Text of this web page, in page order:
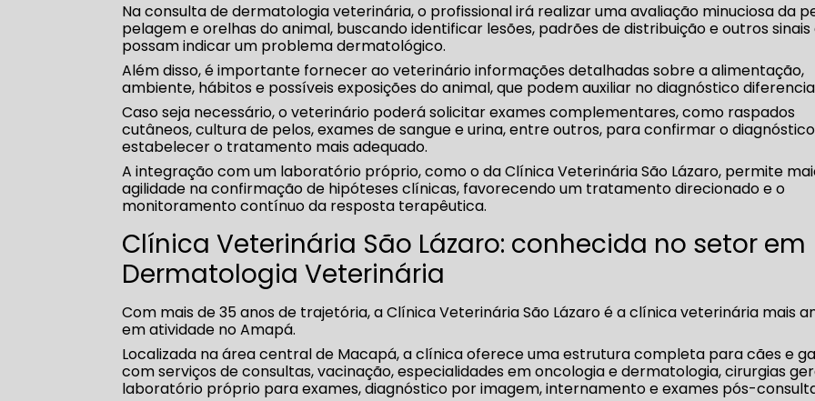
Na consulta de dermatologia veterinária, o profissional irá realizar uma avaliação minuciosa da
pelagem e orelhas do animal, buscando identificar lesões, padrões de distribuição e outros sinais
possam indicar um problema dermatológico.
Além disso, é importante fornecer ao veterinário informações detalhadas sobre a alimentação,
ambiente, hábitos e possíveis exposições do animal, que podem auxiliar no diagnóstico
Caso seja necessário, o veterinário poderá solicitar exames complementares, como raspados
cutâneos, cultura de pelos, exames de sangue e urina, entre outros, para confirmar o
estabelecer o tratamento mais adequado.
A integração com um laboratório próprio, como o da Clínica Veterinária São Lázaro, permite
agilidade na confirmação de hipóteses clínicas, favorecendo um tratamento direcionado e o
monitoramento contínuo da resposta terapêutica.
Clínica Veterinária São Lázaro: conhecida no setor em
Dermatologia Veterinária
Com mais de 35 anos de trajetória, a Clínica Veterinária São Lázaro é a clínica veterinária mais
em atividade no Amapá.
Localizada na área central de Macapá, a clínica oferece uma estrutura completa para cães e
com serviços de consultas, vacinação, especialidades em oncologia e dermatologia, cirurgias
laboratório próprio para exames, diagnóstico por imagem, internamento e exames pós-